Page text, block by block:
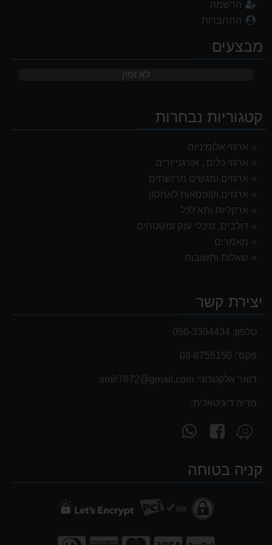
הרשמה
התחברות
מבצעים
לא זמין
קטגוריות נבחרות
ארגזי אלומיניום
ארגזי כלים , אורגנייזרים
ארגזים ומגשים מרושתים
ארגזים וקופסאות לאחסון
ארקליות ותא לכל
דולבים, מיכלי ענק ומשטחים
מאמרים
שאלות ותשובות
יצירת קשר
טלפון: 050-3394434
פקס': 08-6755150
דואר אלקטרוני: ‫amir7872@gmail.com‬
מדיה דיגיטאלית:
מצא
אותנו
Waze
עקוב
אחרינו
facebookקניה בטוחה